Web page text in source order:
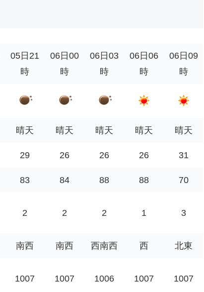
05日21
時
06日00
時
06日03
時
06日06
時
06日09
時
晴天 晴天 晴天 晴天 晴天
29 26 26 26 31
83 84 88 88 70
2 2 2 1 3
南西 南西 西南西 西 北東
1007 1007 1006 1007 1007